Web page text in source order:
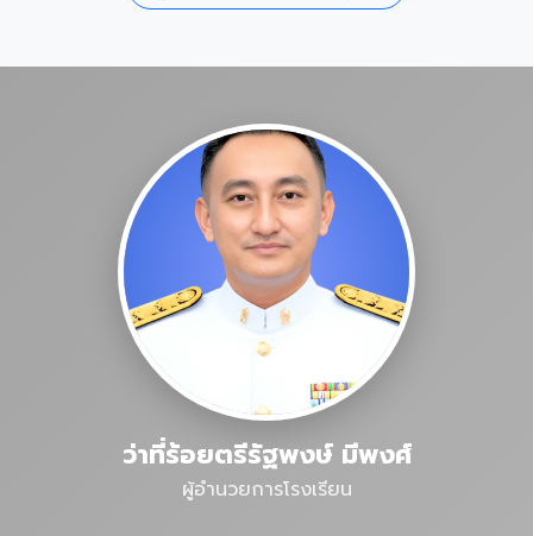
ว่าที่ร้อยตรีรัฐพงษ์ มีพงศ์
ผู้อำนวยการโรงเรียน